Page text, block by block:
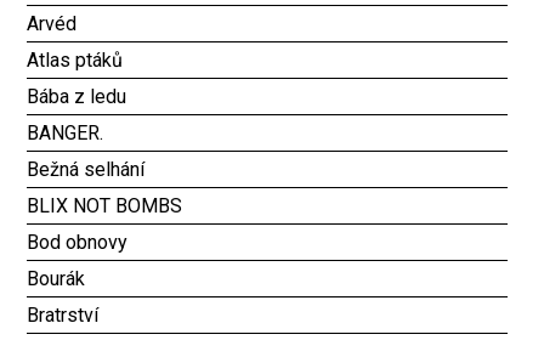
Arvéd
Atlas ptáků
Bába z ledu
BANGER.
Bežná selhání
BLIX NOT BOMBS
Bod obnovy
Bourák
Bratrství